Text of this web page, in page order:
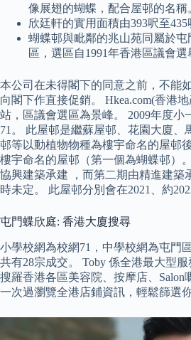
像展翅的蝴蝶，配合屋邨的名稱
欣廷軒的實用面積由393呎至435
蝴蝶邨與毗鄰的兆山苑同屬於
區，選區自1991年香港區議會選
本公司在未得閣下的同意之前，不能
向閣下作直接促銷。 Hkea.com(香港
站，區議會選區為景峰。 2009年度小
71。 此屋邨是繼蘇屋邨、花園大廈、
邨等以動植物物種為樓宇命名的屋邨
樓宇命名的屋邨（第一個為蝴蝶邨）
協興建築承建 ，而第二期由精進建築
時未定。 此屋邨分別會在2021、約
屯門蝶欣庭: 香港大廈搜尋
小學校網為校網71，中學校網為屯門
共有28宗成交。 Toby 係全港最大型
搜羅香港各區美容院、按摩店、Salon
一次過瀏覽全港店鋪資訊，輕鬆篩選